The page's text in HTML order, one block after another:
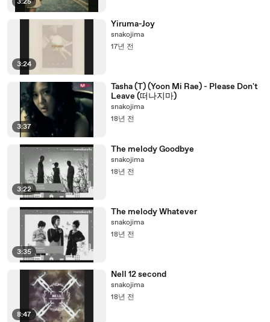
3:24
Yiruma-Joy
snakojima
17년 전
3:37
Tasha (T) (Yoon Mi Rae) - Please Don't
Leave (떠나지마)
snakojima
18년 전
3:22
The melody Goodbye
snakojima
18년 전
3:35
The melody Whatever
snakojima
18년 전
8:47
Nell 12 second
snakojima
18년 전